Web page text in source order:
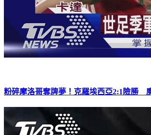
粉碎摩洛哥奪牌夢！克羅埃西亞2:1險勝